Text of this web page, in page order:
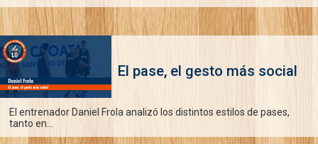
El pase, el gesto más social
El entrenador Daniel Frola analizó los distintos estilos de pases,
tanto en...